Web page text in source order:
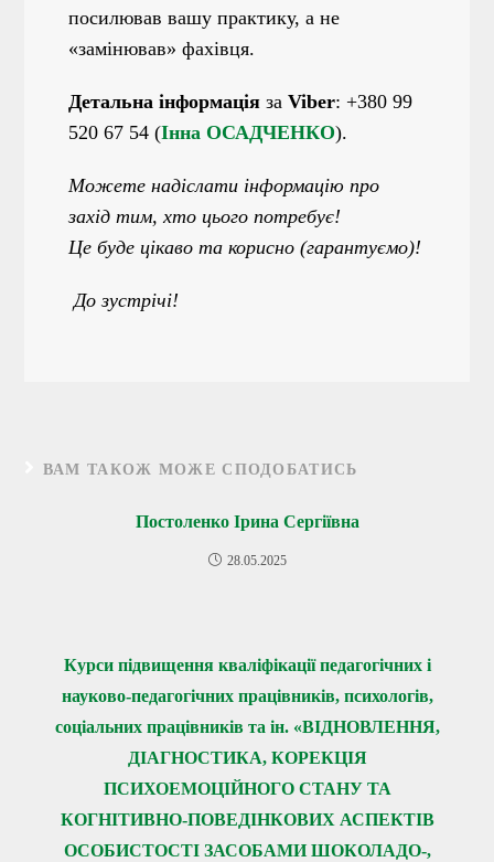
посилював вашу практику, а не
«замінював» фахівця.
Детальна інформація заViber: +380 99
520 67 54 (Інна ОСАДЧЕНКО).
Можете надіслати інформацію про
захід тим, хто цього потребує!
Це буде цікаво та корисно (гарантуємо)!
До зустрічі!
ВАМ ТАКОЖ МОЖЕ СПОДОБАТИСЬ
Постоленко Ірина Сергіївна
28.05.2025
Курси підвищення кваліфікації педагогічних і
науково-педагогічних працівників, психологів,
соціальних працівників та ін. «ВІДНОВЛЕННЯ,
ДІАГНОСТИКА, КОРЕКЦІЯ
ПСИХОЕМОЦІЙНОГО СТАНУ ТА
КОГНІТИВНО-ПОВЕДІНКОВИХ АСПЕКТІВ
ОСОБИСТОСТІ ЗАСОБАМИ ШОКОЛАДО-,